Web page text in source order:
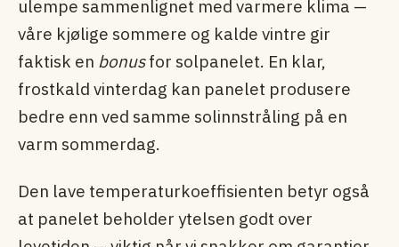
ulempe sammenlignet med varmere klima —
våre kjølige sommere og kalde vintre gir
faktisk en bonusfor solpanelet. En klar,
frostkald vinterdag kan panelet produsere
bedre enn ved samme solinnstråling på en
varm sommerdag.
Den lave temperaturkoeffisienten betyr også
at panelet beholder ytelsen godt over